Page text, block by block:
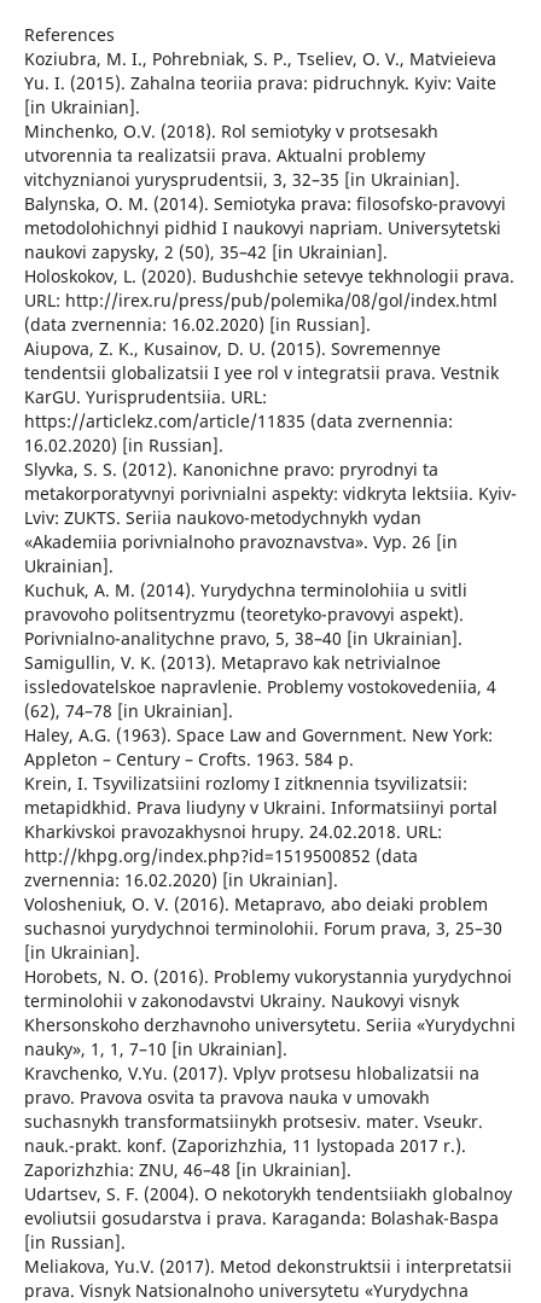
References
Koziubra, M. I., Pohrebniak, S. P., Tseliev, O. V., Matvieieva
Yu. I. (2015). Zahalna teoriia prava: pidruchnyk. Kyiv: Vaite
[in Ukrainian].
Minchenko, O.V. (2018). Rol semiotyky v protsesakh
utvorennia ta realizatsii prava. Aktualni problemy
vitchyznianoi yurysprudentsii, 3, 32–35 [in Ukrainian].
Balynska, O. M. (2014). Semiotyka prava: filosofsko-pravovyi
metodolohichnyi pidhid I naukovyi napriam. Universytetski
naukovi zapysky, 2 (50), 35–42 [in Ukrainian].
Holoskokov, L. (2020). Budushchie setevye tekhnologii prava.
URL: http://irex.ru/press/pub/polemika/08/gol/index.html
(data zvernennia: 16.02.2020) [in Russian].
Aiupova, Z. K., Kusainov, D. U. (2015). Sovremennye
tendentsii globalizatsii I yee rol v integratsii prava. Vestnik
KarGU. Yurisprudentsiia. URL:
https://articlekz.com/article/11835 (data zvernennia:
16.02.2020) [in Russian].
Slyvka, S. S. (2012). Kanonichne pravo: pryrodnyi ta
metakorporatyvnyi porivnialni aspekty: vidkryta lektsiia. Kyiv-
Lviv: ZUKTS. Seriia naukovo-metodychnykh vydan
«Akademiia porivnialnoho pravoznavstva». Vyp. 26 [in
Ukrainian].
Kuchuk, A. M. (2014). Yurydychna terminolohiia u svitli
pravovoho politsentryzmu (teoretyko-pravovyi aspekt).
Porivnialno-analitychne pravo, 5, 38–40 [in Ukrainian].
Samigullin, V. K. (2013). Metapravo kak netrivialnoe
issledovatelskoe napravlenie. Problemy vostokovedeniia, 4
(62), 74–78 [in Ukrainian].
Haley, A.G. (1963). Space Law and Government. New York:
Appleton – Century – Crofts. 1963. 584 p.
Krein, I. Tsyvilizatsiini rozlomy I zitknennia tsyvilizatsii:
metapidkhid. Prava liudyny v Ukraini. Informatsiinyi portal
Kharkivskoi pravozakhysnoi hrupy. 24.02.2018. URL:
http://khpg.org/index.php?id=1519500852 (data
zvernennia: 16.02.2020) [in Ukrainian].
Volosheniuk, O. V. (2016). Metapravo, abo deiaki problem
suchasnoi yurydychnoi terminolohii. Forum prava, 3, 25–30
[in Ukrainian].
Horobets, N. O. (2016). Problemy vukorystannia yurydychnoi
terminolohii v zakonodavstvi Ukrainy. Naukovyi visnyk
Khersonskoho derzhavnoho universytetu. Seriia «Yurydychni
nauky», 1, 1, 7–10 [in Ukrainian].
Kravchenko, V.Yu. (2017). Vplyv protsesu hlobalizatsii na
pravo. Pravova osvita ta pravova nauka v umovakh
suchasnykh transformatsiinykh protsesiv. mater. Vseukr.
nauk.-prakt. konf. (Zaporizhzhia, 11 lystopada 2017 r.).
Zaporizhzhia: ZNU, 46–48 [in Ukrainian].
Udartsev, S. F. (2004). O nekotorykh tendentsiiakh globalnoy
evoliutsii gosudarstva i prava. Karaganda: Bolashak-Baspa
[in Russian].
Meliakova, Yu.V. (2017). Metod dekonstruktsii i interpretatsii
prava. Visnyk Natsionalnoho universytetu «Yurydychna